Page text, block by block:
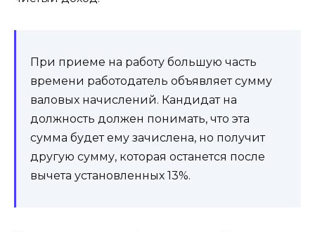
При приеме на работу большую часть
времени работодатель объявляет сумму
валовых начислений. Кандидат на
должность должен понимать, что эта
сумма будет ему зачислена, но получит
другую сумму, которая останется после
вычета установленных 13%.